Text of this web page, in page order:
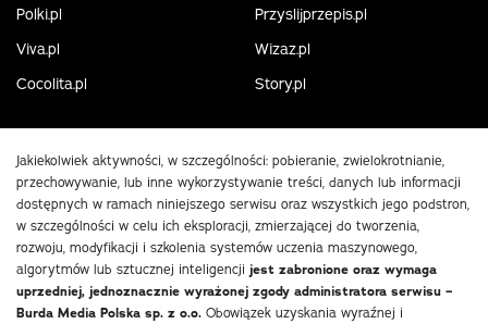
Polki.pl
Przyslijprzepis.pl
Viva.pl
Wizaz.pl
Cocolita.pl
Story.pl
Jakiekolwiek aktywności, w szczególności: pobieranie, zwielokrotnianie,
przechowywanie, lub inne wykorzystywanie treści, danych lub informacji
dostępnych w ramach niniejszego serwisu oraz wszystkich jego podstron,
w szczególności w celu ich eksploracji, zmierzającej do tworzenia,
rozwoju, modyfikacji i szkolenia systemów uczenia maszynowego,
algorytmów lub sztucznej inteligencji jest zabronione oraz wymaga
uprzedniej, jednoznacznie wyrażonej zgody administratora serwisu –
Burda Media Polska sp. z o.o. Obowiązek uzyskania wyraźnej i